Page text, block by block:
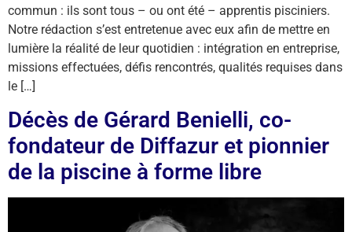
commun : ils sont tous – ou ont été – apprentis pisciniers.
Notre rédaction s’est entretenue avec eux afin de mettre en
lumière la réalité de leur quotidien : intégration en entreprise,
missions effectuées, défis rencontrés, qualités requises dans
le […]
Décès de Gérard Benielli, co-
fondateur de Diffazur et pionnier
de la piscine à forme libre